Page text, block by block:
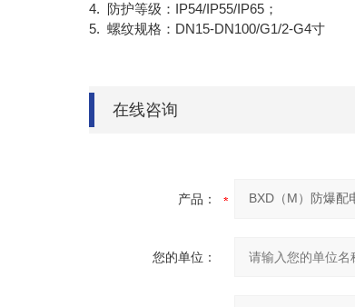
4. 防护等级：IP54/IP55/IP65；
5. 螺纹规格：DN15-DN100/G1/2-G4寸
在线咨询
产品：
您的单位：